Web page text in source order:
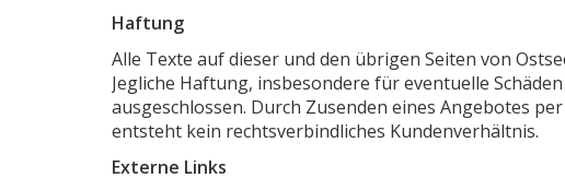
Haftung
Alle Texte auf dieser und den übrigen Seiten von
Jegliche Haftung, insbesondere für eventuelle
ausgeschlossen. Durch Zusenden eines Angebotes
entsteht kein rechtsverbindliches Kundenverhältnis.
Externe Links